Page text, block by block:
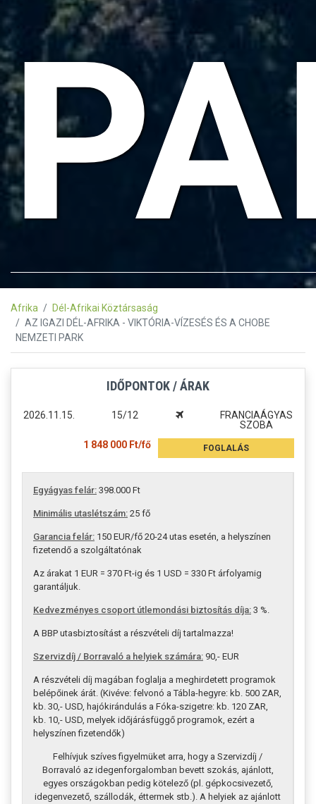
Afrika
Dél-Afrikai Köztársaság
AZ IGAZI DÉL-AFRIKA - VIKTÓRIA-VÍZESÉS ÉS A CHOBE
NEMZETI PARK
IDŐPONTOK / ÁRAK
2026.11.15. 15/12
FRANCIAÁGYAS
SZOBA
1 848 000 Ft/fő
FOGLALÁS
Egyágyas felár: 398.000 Ft
Minimális utaslétszám: 25 fő
Garancia felár: 150 EUR/fő 20-24 utas esetén, a helyszínen
fizetendő a szolgáltatónak
Az árakat 1 EUR = 370 Ft-ig és 1 USD = 330 Ft árfolyamig
garantáljuk.
Kedvezményes csoport útlemondási biztosítás díja: 3 %.
A BBP utasbiztosítást a részvételi díj tartalmazza!
Szervizdíj / Borravaló a helyiek számára: 90,- EUR
A részvételi díj magában foglalja a meghirdetett programok
belépőinek árát. (Kivéve: felvonó a Tábla-hegyre: kb. 500 ZAR,
kb. 30,- USD, hajókirándulás a Fóka-szigetre: kb. 120 ZAR,
kb. 10,- USD, melyek időjárásfüggő programok, ezért a
helyszínen fizetendők)
Felhívjuk szíves figyelmüket arra, hogy a Szervizdíj /
Borravaló az idegenforgalomban bevett szokás, ajánlott,
egyes országokban pedig kötelező (pl. gépkocsivezető,
idegenvezető, szállodák, éttermek stb.). A helyiek az ajánlott